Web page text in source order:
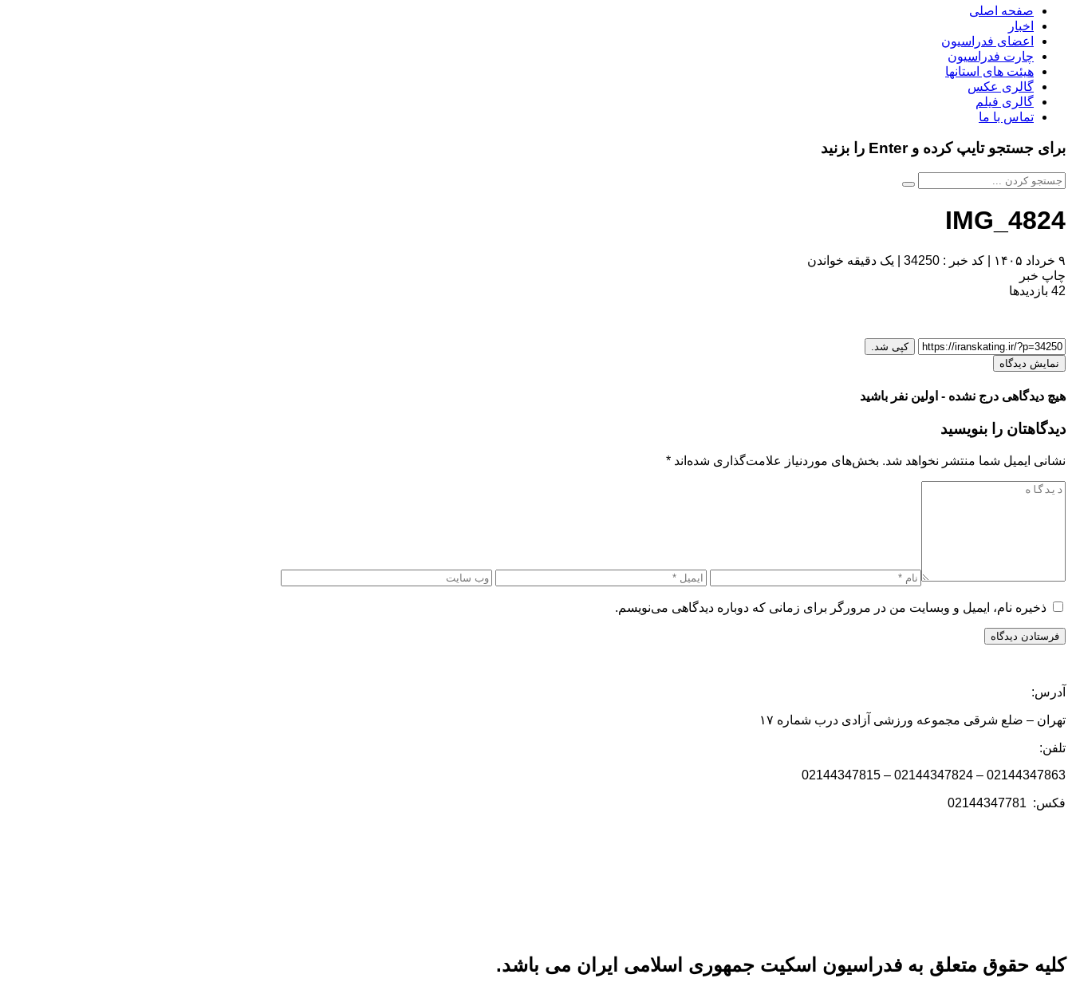
صفحه اصلی
اخبار
اعضای فدراسیون
چارت فدراسیون
هیئت های استانها
گالری عکس
گالری فیلم
تماس با ما
برای جستجو تایپ کرده و Enter را بزنید
IMG_4824
۹ خرداد ۱۴۰۵ کد خبر : 34250
یک دقیقه خواندن
چاپ خبر
42 بازدیدها
کپی شد.
نمایش دیدگاه
هیچ دیدگاهی درج نشده - اولین نفر باشید
دیدگاهتان را بنویسید
نشانی ایمیل شما منتشر نخواهد شد. بخش‌های موردنیاز علامت‌گذاری شده‌اند *
ذخیره نام، ایمیل و وبسایت من در مرورگر برای زمانی که دوباره دیدگاهی می‌نویسم.
آدرس:
تهران – ضلع شرقی مجموعه ورزشی آزادی درب شماره ۱۷
تلفن:
02144347863 – 02144347824 – 02144347815
فکس: 02144347781
کلیه حقوق متعلق به فدراسیون اسکیت جمهوری اسلامی ایران می باشد.